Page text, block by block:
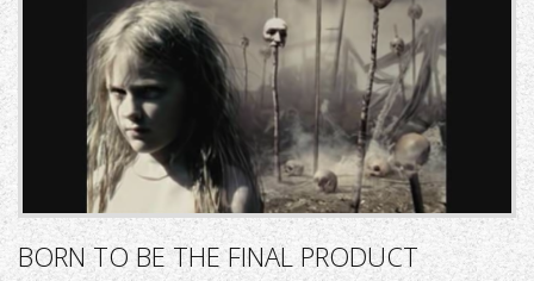
2.01.21
PM.png
BORN TO BE THE FINAL PRODUCT